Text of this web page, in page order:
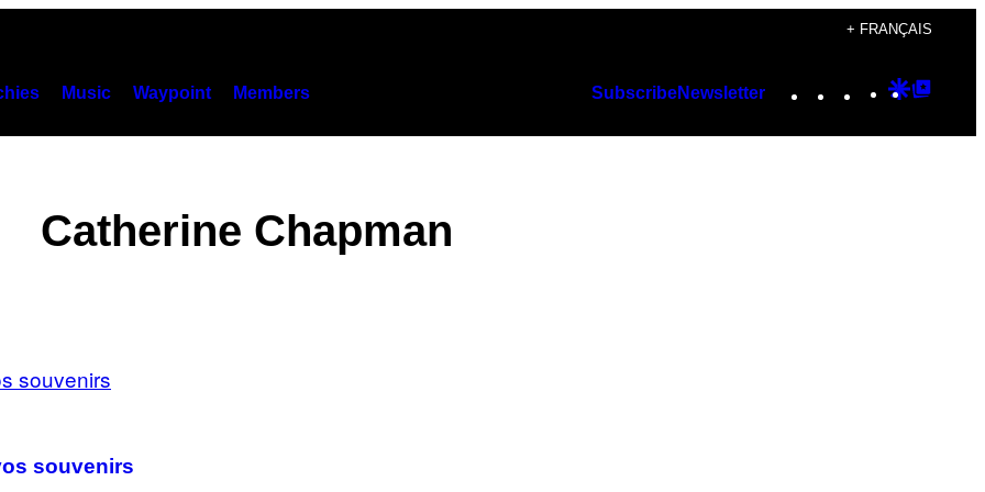
+ FRANÇAIS
Music Waypoint Members SubscribeNewsletter Instagram
TikTok
YouTube
Google
Catherine Chapman
souvenirs